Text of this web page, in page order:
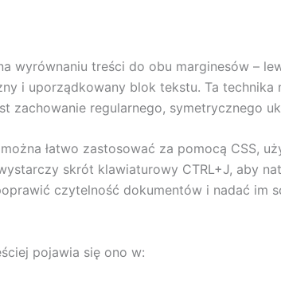
wyrównaniu treści do obu marginesów –
i uporządkowany blok tekstu. Ta technika
regularnego, symetrycznego
można łatwo zastosować za pomocą CSS,
skrót klawiaturowy CTRL+J, aby
czytelność dokumentów i nadać im
pojawia się ono w: